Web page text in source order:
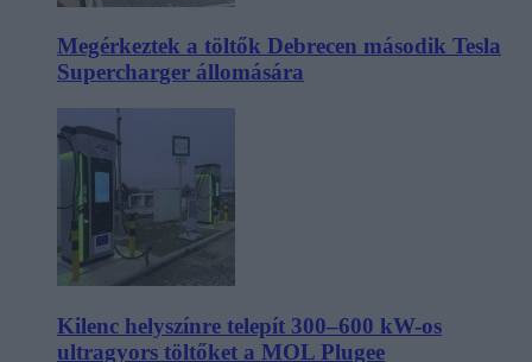
Megérkeztek a töltők Debrecen második Tesla
Supercharger állomására
Kilenc helyszínre telepít 300–600 kW-os
ultragyors töltőket a MOL Plugee